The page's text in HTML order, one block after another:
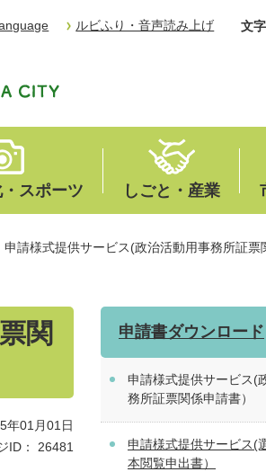
ルビふり・音声読み上げ 文
スポーツ しごと・産業
申請様式提供サービス(政治活動用事務所証票
関
年01月01日
ID：
26481
申請書ダウンロード
申請様式提供サービス(
務所証票関係申請書）
申請様式提供サービス(
本閲覧申出書）